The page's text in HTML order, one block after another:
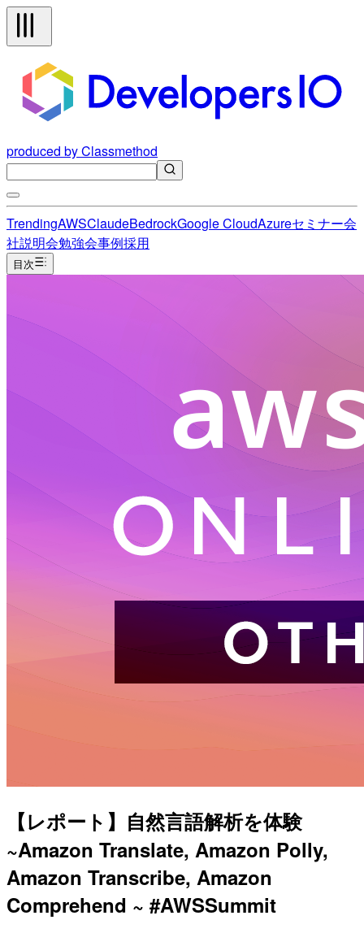
produced by Classmethod
TrendingAWSClaudeBedrockGoogle CloudAzureセミナー会
社説明会勉強会事例採用
目次
【レポート】自然言語解析を体験
~Amazon Translate, Amazon Polly,
Amazon Transcribe, Amazon
Comprehend ~ #AWSSummit